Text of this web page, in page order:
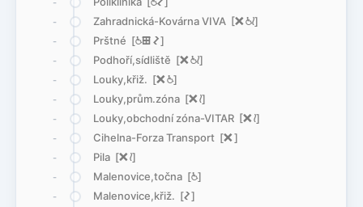
-
- Zahradnická-Kovárna VIVA [ë@<]
- Prštné [@æó]
- Podhoří,sídliště [ë@<]
- Louky,křiž. [ë@]
- Louky,prům.zóna [ë<]
- Louky,obchodní zóna-VITAR [ë<]
- Cihelna-Forza Transport [ë]
- Pila [ë<]
- Malenovice,točna [@]
- Malenovice,křiž. [ó]